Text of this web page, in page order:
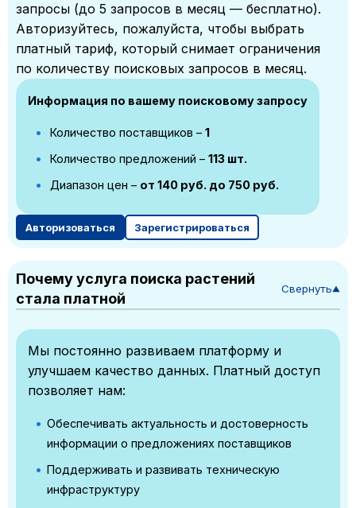
запросы (до 5 запросов в месяц — бесплатно).
Авторизуйтесь, пожалуйста, чтобы выбрать
платный тариф, который снимает ограничения
по количеству поисковых запросов в месяц.
Информация по вашему поисковому запросу
Количество поставщиков – 1
Количество предложений – 113 шт.
Диапазон цен – от 140 руб. до 750 руб.
Авторизоваться Зарегистрироваться
Почему услуга поиска растений
стала платной
Свернуть▼
Мы постоянно развиваем платформу и
улучшаем качество данных. Платный доступ
позволяет нам:
Обеспечивать актуальность и достоверность
информации о предложениях поставщиков
Поддерживать и развивать техническую
инфраструктуру